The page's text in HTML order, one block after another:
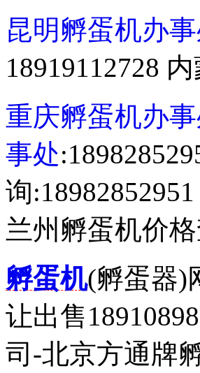
昆明孵蛋机办
18919112728
重庆孵蛋机办
事处
询
兰州孵蛋机价
孵蛋机(孵蛋器)
让出售
司-北京方通牌